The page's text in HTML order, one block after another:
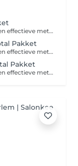
Diodelaserontharing is een geavanceerde en effectieve methode voor permanente haarverwijdering. Dit traject omvat in totaal 8 zorgvuldig geplande behandelingen, met een interval van 4 tot 6 weken tussen elke sessie. Deze behandelingen zijn gericht op het verwijderen van ongewenste haargroei op specifieke delen van het lichaam. Met behulp van een krachtige diodelaser worden haarzakjes doelgericht vernietigd, waardoor de haargroei geleidelijk vermindert en uiteindelijk stopt. Elk van de 8 behandelingen wordt strategisch getimed om de groeicyclus van het haar te benutten, waardoor optimale resultaten worden bereikt. Diodelaserontharing biedt niet alleen langdurige gladheid, maar ook comfort en gemak gedurende het hele proces.
Pakket
Diodelaserontharing is een geavanceerde en effectieve methode voor permanente haarverwijdering. Dit traject omvat in totaal 8 zorgvuldig geplande behandelingen, met een interval van 4 tot 6 weken tussen elke sessie. Deze behandelingen zijn gericht op het verwijderen van ongewenste haargroei op specifieke delen van het lichaam. Met behulp van een krachtige diodelaser worden haarzakjes doelgericht vernietigd, waardoor de haargroei geleidelijk vermindert en uiteindelijk stopt. Elk van de 8 behandelingen wordt strategisch getimed om de groeicyclus van het haar te benutten, waardoor optimale resultaten worden bereikt. Diodelaserontharing biedt niet alleen langdurige gladheid, maar ook comfort en gemak gedurende het hele proces.
Pakket
Diodelaserontharing is een geavanceerde en effectieve methode voor permanente haarverwijdering. Dit traject omvat in totaal 8 zorgvuldig geplande behandelingen, met een interval van 4 tot 6 weken tussen elke sessie. Deze behandelingen zijn gericht op het verwijderen van ongewenste haargroei op specifieke delen van het lichaam. Met behulp van een krachtige diodelaser worden haarzakjes doelgericht vernietigd, waardoor de haargroei geleidelijk vermindert en uiteindelijk stopt. Elk van de 8 behandelingen wordt strategisch getimed om de groeicyclus van het haar te benutten, waardoor optimale resultaten worden bereikt. Diodelaserontharing biedt niet alleen langdurige gladheid, maar ook comfort en gemak gedurende het hele proces.